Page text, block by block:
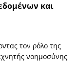
και
τον ρόλο της
νοημοσύνης